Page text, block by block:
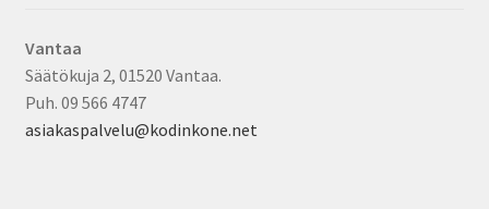
Vantaa
Säätökuja 2, 01520 Vantaa.
Puh. 09 566 4747
asiakaspalvelu@kodinkone.net